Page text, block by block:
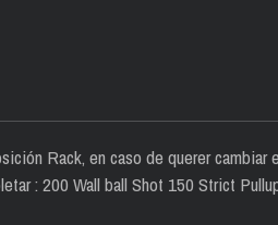
Rack, en caso de querer cambiar
: 200 Wall ball Shot 150 Strict